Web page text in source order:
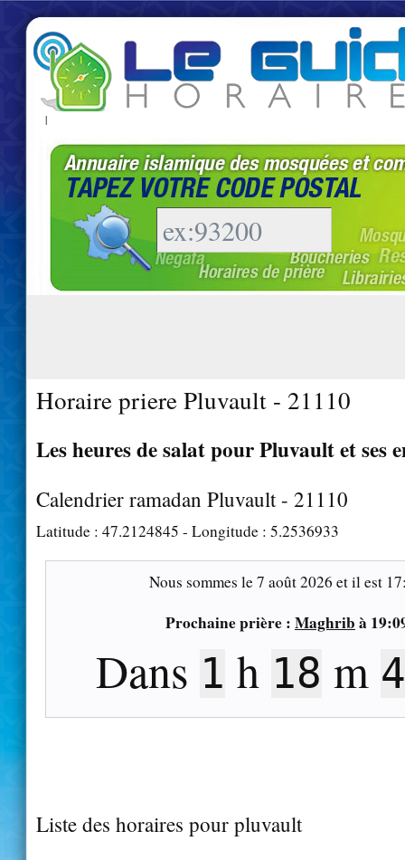
|
Horaire priere Pluvault - 21110
Les heures de salat pour Pluvault et ses
Calendrier ramadan Pluvault - 21110
Latitude : 47.2124845 - Longitude : 5.2536933
Nous sommes le7 août 2026 et il est
Prochaine prière : Maghrib à
Dans 1 h 18 m
Liste des horaires pour pluvault